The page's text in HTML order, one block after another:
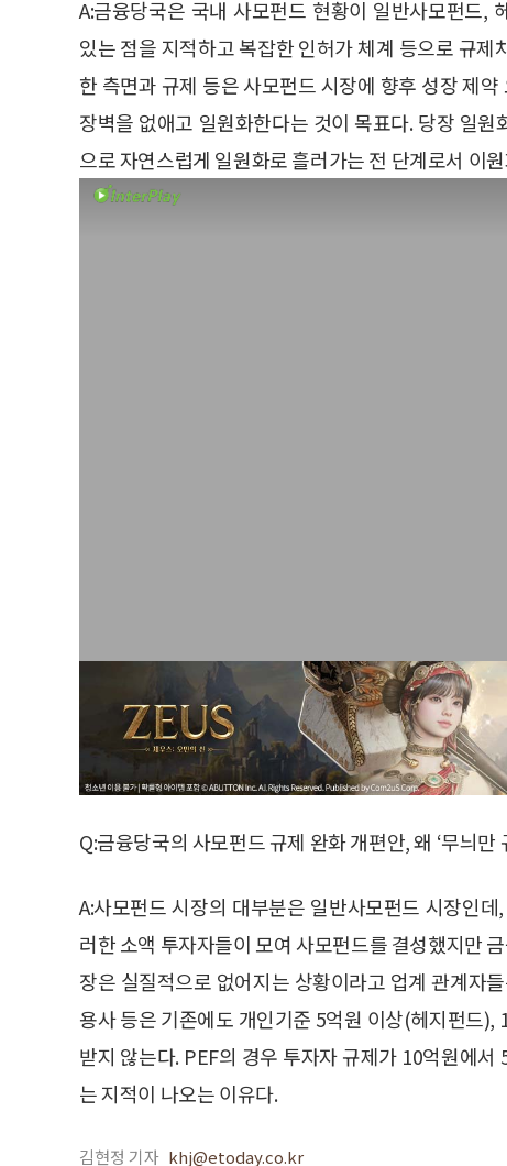
A:금융당국은 국내 사모펀드 현황이 일반사모펀드,
있는 점을 지적하고 복잡한 인허가 체계 등으로 규
한 측면과 규제 등은 사모펀드 시장에 향후 성장 제
장벽을 없애고 일원화한다는 것이 목표다. 당장 일
으로 자연스럽게 일원화로 흘러가는 전 단계로서 이
Q:금융당국의 사모펀드 규제 완화 개편안, 왜 ‘무늬만
A:사모펀드 시장의 대부분은 일반사모펀드 시장인
러한 소액 투자자들이 모여 사모펀드를 결성했지만
장은 실질적으로 없어지는 상황이라고 업계 관계자
용사 등은 기존에도 개인기준 5억원 이상(헤지펀드
받지 않는다. PEF의 경우 투자자 규제가 10억원에
는 지적이 나오는 이유다.
김현정 기자 khj@etoday.co.kr